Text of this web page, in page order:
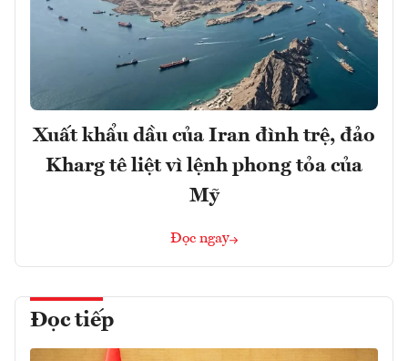
Xuất khẩu dầu của Iran đình trệ, đảo
Kharg tê liệt vì lệnh phong tỏa của
Mỹ
Đọc ngay
Đọc tiếp